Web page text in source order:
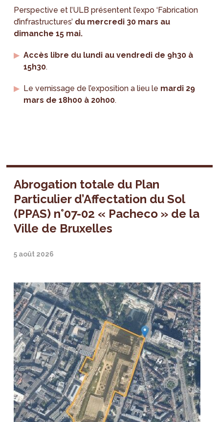
Perspective et l’ULB présentent l’expo ‘Fabrication
d’infrastructures’ du mercredi 30 mars au
dimanche 15 mai.
Accès libre du lundi au vendredi de 9h30 à
15h30.
Le vernissage de l’exposition a lieu le mardi 29
mars de 18h00 à 20h00.
Abrogation totale du Plan
Particulier d’Affectation du Sol
(PPAS) n°07-02 « Pacheco » de la
Ville de Bruxelles
5 août 2026